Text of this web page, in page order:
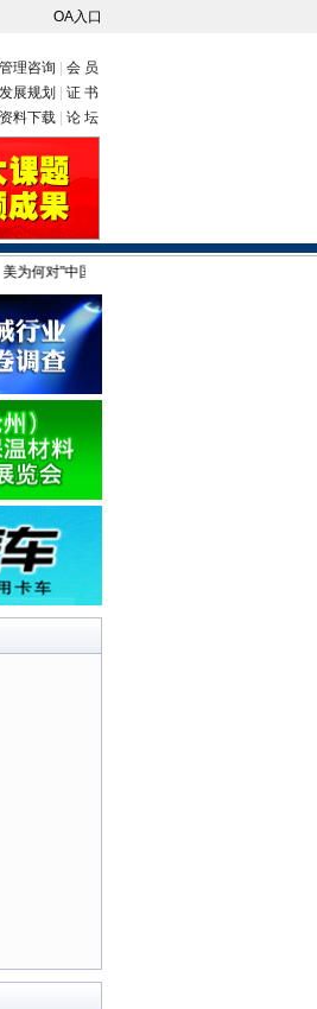
OA入口
管理咨询
会 员
发展规划
证 书
资料下载
论 坛
对"中国制造"疑神疑鬼 港媒:只因伤自尊!